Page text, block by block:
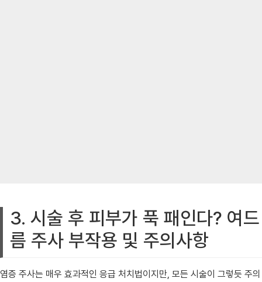
3. 시술 후 피부가 푹 패인다? 여드
름 주사 부작용 및 주의사항
염증 주사는 매우 효과적인 응급 처치법이지만, 모든 시술이 그렇듯 주의